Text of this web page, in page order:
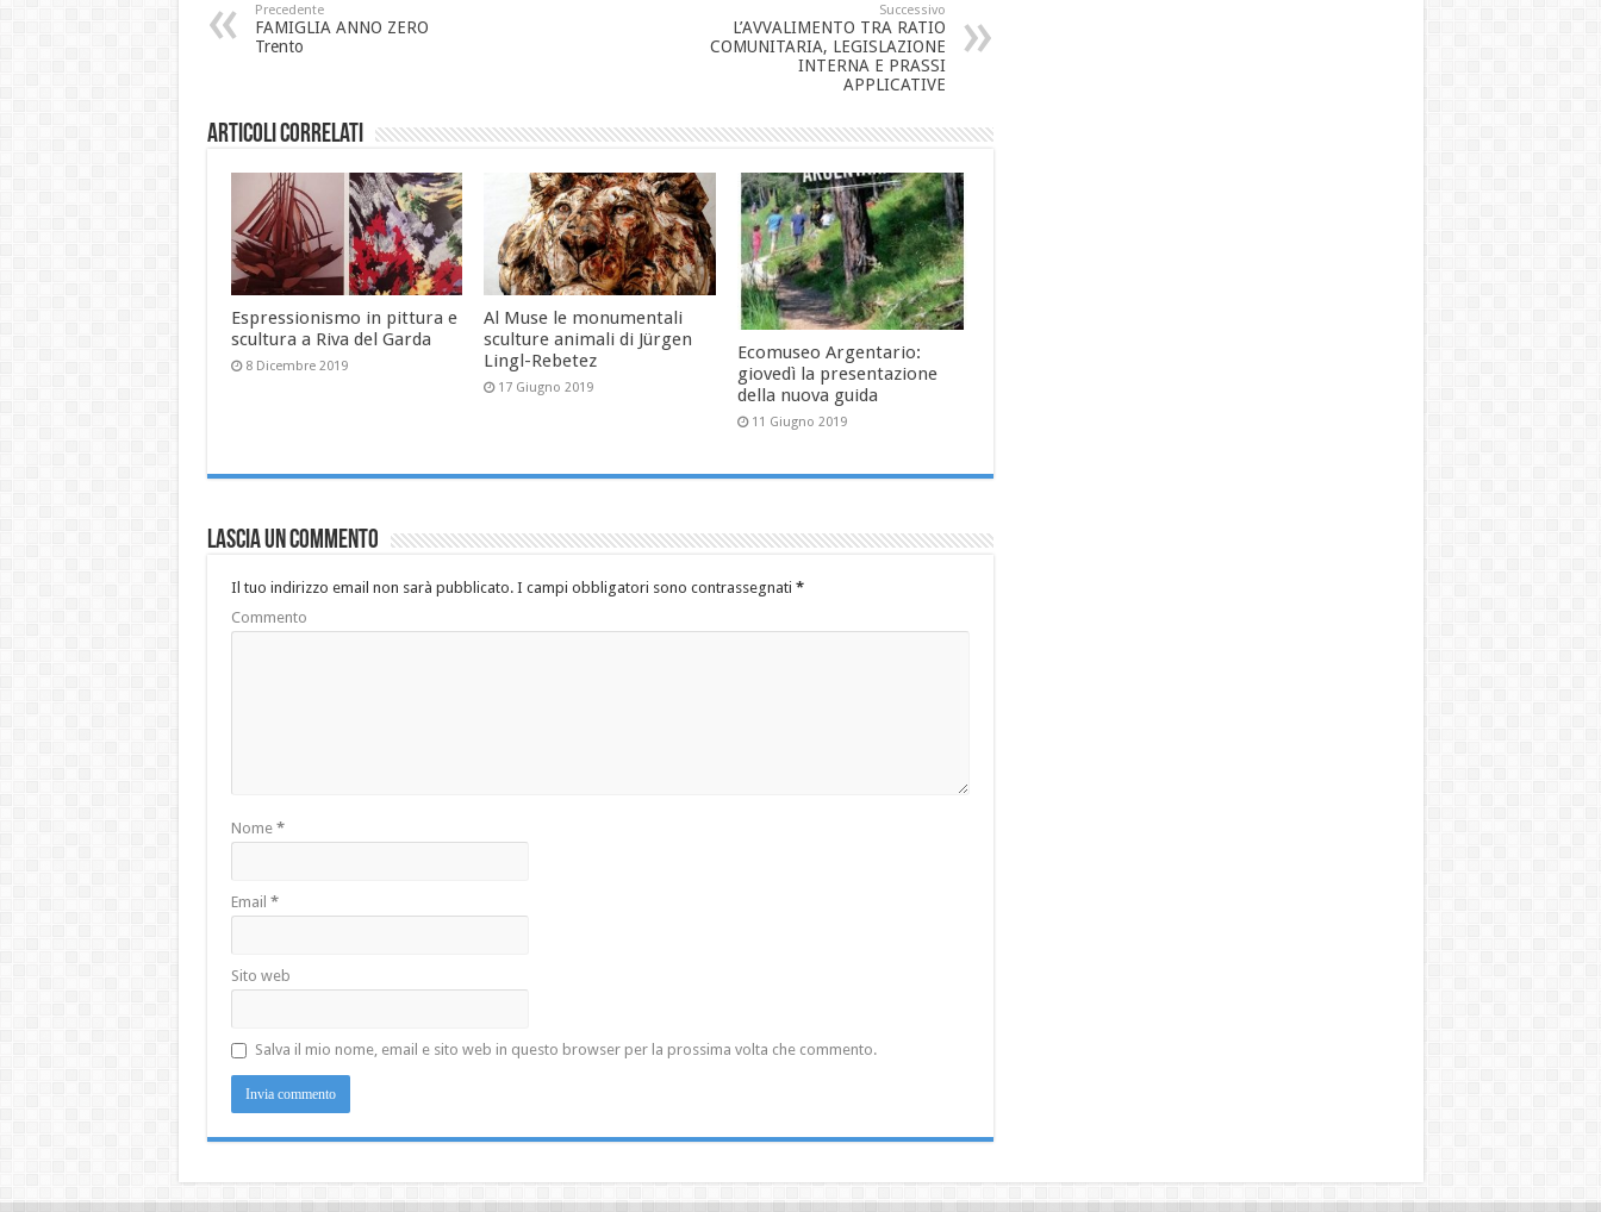
Precedente
FAMIGLIA ANNO ZERO
Trento
Successivo
L’AVVALIMENTO TRA RATIO
COMUNITARIA, LEGISLAZIONE
INTERNA E PRASSI
APPLICATIVE
Articoli correlati
Espressionismo in pittura e
scultura a Riva del Garda
8 Dicembre 2019
Al Muse le monumentali
sculture animali di Jürgen
Lingl-Rebetez
17 Giugno 2019
Ecomuseo Argentario:
giovedì la presentazione
della nuova guida
11 Giugno 2019
Lascia un commento
Il tuo indirizzo email non sarà pubblicato.I campi obbligatori sono contrassegnati *
Commento
Nome *
Email *
Sito web
Salva il mio nome, email e sito web in questo browser per la prossima volta che commento.